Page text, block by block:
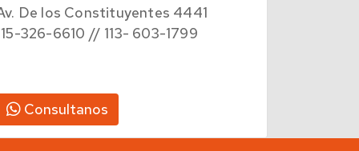
De los Constituyentes 4441
326-6610 // 113- 603-1799
Consultanos